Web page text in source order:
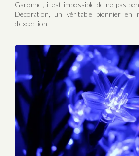
Garonne", il est impossible de ne pas
Décoration, un véritable pionnier en
d'exception.